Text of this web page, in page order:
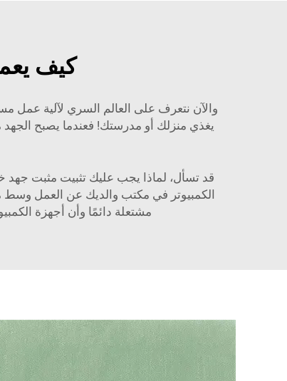
كيف
والآن نتعرف على العالم السري لآلية عمل
يغذي منزلك أو مدرستك! فعندما يصبح الجهد
قد تسأل، لماذا يجب عليك تثبيت مثبت جهد
مشتعلة دائمًا وأن أجهزة